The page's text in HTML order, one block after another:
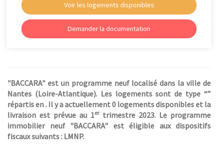
Voir les logements disponibles
Demander la documentation
"BACCARA" est un programme neuf localisé dans la ville de
Nantes (Loire-Atlantique). Les logements sont de type “”
répartis en . Il y a actuellement 0 logements disponibles et la
livraison est prévue au 1ertrimestre 2023. Le programme
immobilier neuf "BACCARA" est éligible aux dispositifs
fiscaux suivants : LMNP.